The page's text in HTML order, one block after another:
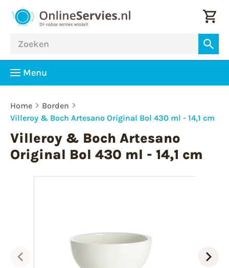
Menu
Home
Borden
Villeroy & Boch Artesano Original Bol 430 ml - 14,1 cm
Villeroy & Boch Artesano
Original Bol 430 ml - 14,1 cm